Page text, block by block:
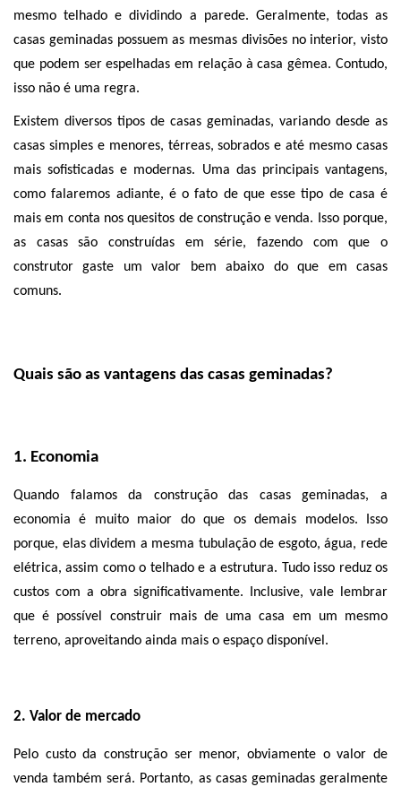
mesmo telhado e dividindo a parede. Geralmente, todas as
casas geminadas possuem as mesmas divisões no interior, visto
que podem ser espelhadas em relação à casa gêmea. Contudo,
isso não é uma regra.
Existem diversos tipos de casas geminadas, variando desde as
casas simples e menores, térreas, sobrados e até mesmo casas
mais sofisticadas e modernas. Uma das principais vantagens,
como falaremos adiante, é o fato de que esse tipo de casa é
mais em conta nos quesitos de construção e venda. Isso porque,
as casas são construídas em série, fazendo com que o
construtor gaste um valor bem abaixo do que em casas
comuns.
Quais são as vantagens das casas geminadas?
1. Economia
Quando falamos da construção das casas geminadas, a
economia é muito maior do que os demais modelos. Isso
porque, elas dividem a mesma tubulação de esgoto, água, rede
elétrica, assim como o telhado e a estrutura. Tudo isso reduz os
custos com a obra significativamente. Inclusive, vale lembrar
que é possível construir mais de uma casa em um mesmo
terreno, aproveitando ainda mais o espaço disponível.
2. Valor de mercado
Pelo custo da construção ser menor, obviamente o valor de
venda também será. Portanto, as casas geminadas geralmente